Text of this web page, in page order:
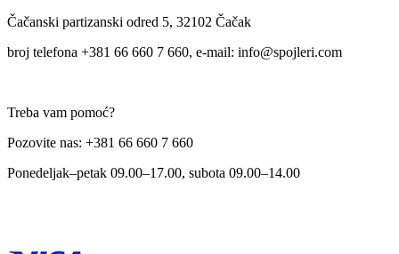
Čačanski partizanski odred 5, 32102 Čačak
broj telefona +381 66 660 7 660, e-mail: info@spojleri.com
Treba vam pomoć?
Pozovite nas: +381 66 660 7 660
Ponedeljak–petak 09.00–17.00, subota 09.00–14.00